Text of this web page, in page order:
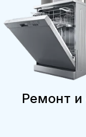
Ремонт и